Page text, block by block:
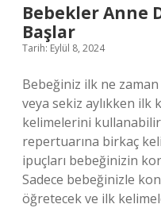
Günlük
Noktalar
Yazılar
Bebekler Anne
Başlar
Tarih: Eylül 8, 2024
Bebeğiniz ilk ne
veya sekiz aylıkken ilk
kelimelerini
repertuarına birkaç
ipuçları bebeğinizin
Sadece bebeğinizle
öğretecek ve ilk